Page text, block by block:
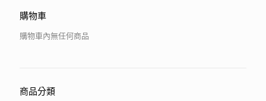
購物車
購物車內無任何商品
商品分類